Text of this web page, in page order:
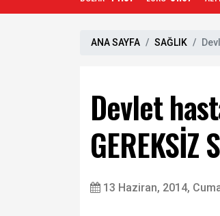
ANA SAYFA SAĞLIK
Devlet
GEREKSİZ
13 Haziran, 2014,